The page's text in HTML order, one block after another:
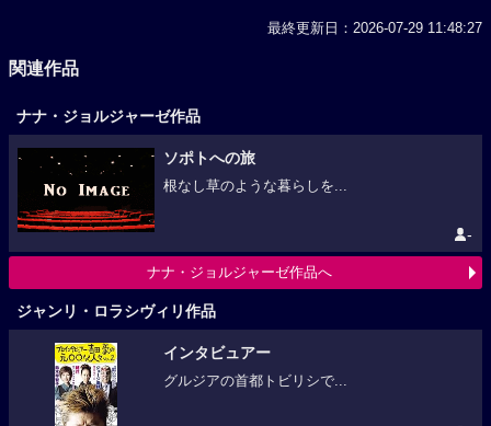
最終更新日：2026-07-29 11:48:27
関連作品
ナナ・ジョルジャーゼ作品
ソポトへの旅
根なし草のような暮らしを...
-
ナナ・ジョルジャーゼ作品へ
ジャンリ・ロラシヴィリ作品
インタビュアー
グルジアの首都トビリシで...